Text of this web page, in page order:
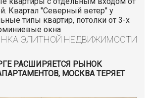
Квартал "Северный ветер" у
типы квартир, потолки от 3-х
окна
ЭЛИТНОЙ НЕДВИЖИМОСТИ
РАСШИРЯЕТСЯ РЫНОК
МОСКВА ТЕРЯЕТ